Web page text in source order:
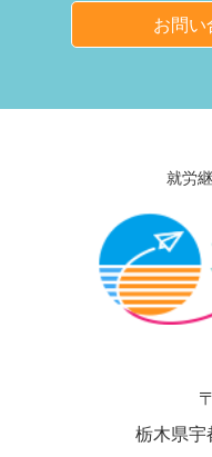
お問い
就労
栃木県